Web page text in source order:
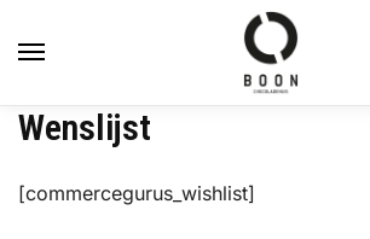
inhoud
Wenslijst
[commercegurus_wishlist]